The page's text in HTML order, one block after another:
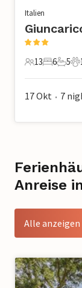
Italien
13 Gäste
13
6
6
5
5
1
17 Okt • 7
Anreise
Alle anzeigen